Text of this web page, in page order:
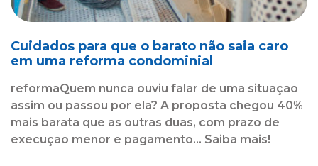
Cuidados para que o barato não saia caro
em uma reforma condominial
reformaQuem nunca ouviu falar de uma situação
assim ou passou por ela? A proposta chegou 40%
mais barata que as outras duas, com prazo de
execução menor e pagamento... Saiba mais!